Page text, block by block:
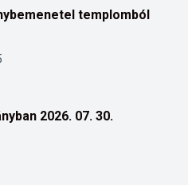
templomból
2026. 07. 30.